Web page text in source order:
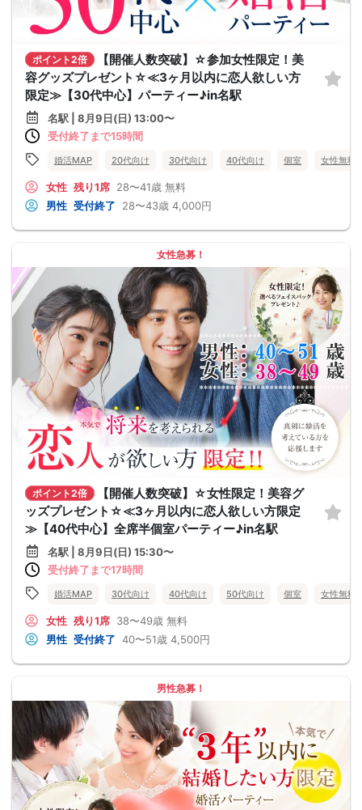
ポイント2倍
【開催人数突破】☆参加女性限定！美
容グッズプレゼント☆≪3ヶ月以内に恋人欲しい方
限定≫【30代中心】パーティー♪in名駅
名駅 | 8月9日(日) 13:00〜
受付終了まで15時間
婚活MAP 20代向け 30代向け 40代向け 個室 女性無料
女性 残り1席 28〜41歳 無料
男性 受付終了 28〜43歳 4,000円
女性急募！
ポイント2倍
【開催人数突破】☆女性限定！美容グ
ッズプレゼント☆≪3ヶ月以内に恋人欲しい方限定
≫【40代中心】全席半個室パーティー♪in名駅
名駅 | 8月9日(日) 15:30〜
受付終了まで17時間
婚活MAP 30代向け 40代向け 50代向け 個室 女性無料
女性 残り1席 38〜49歳 無料
男性 受付終了 40〜51歳 4,500円
男性急募！